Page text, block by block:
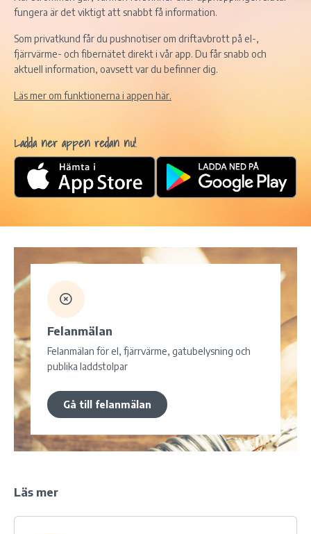
fungera är det viktigt att snabbt få information.
Som privatkund får du pushnotiser om driftavbrott på el-,
fjärrvärme- och fibernätet direkt i vår app. Du får snabb och
aktuell information, oavsett var du befinner dig.
Läs mer om funktionerna i appen här.
Ladda ner appen redan nu!
Felanmälan
Felanmälan för el, fjärrvärme, gatubelysning och
publika laddstolpar
Gå till felanmälan
Läs mer